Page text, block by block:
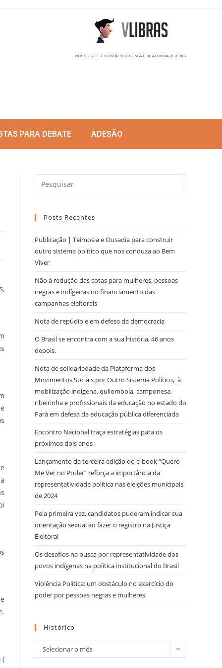
NOSSO SITE É COMPATÍVEL COM A PLATAFORMA VLIBRAS
PARA DEBATE ADESÃO
(
Posts Recentes
Publicação | Teimosia e Ousadia para construir
outro sistema político que nos conduza ao Bem
Viver
Não à redução das cotas para mulheres, pessoas
negras e indígenas no financiamento das
campanhas eleitorais
Nota de repúdio e em defesa da democracia
O Brasil se encontra com a sua história, 46 anos
depois.
Nota de solidariedade da Plataforma dos
Movimentos Sociais por Outro Sistema Político, à
mobilização indígena, quilombola, camponesa,
ribeirinha e profissionais da educação no estado do
Pará em defesa da educação pública diferenciada
Encontro Nacional traça estratégias para os
próximos dois anos
Lançamento da terceira edição do e-book “Quero
Me Ver no Poder” reforça a importância da
representatividade política nas eleições municipais
de 2024
Pela primeira vez, candidatos puderam indicar sua
orientação sexual ao fazer o registro na Justiça
Eleitoral
Os desafios na busca por representatividade dos
povos indígenas na política institucional do Brasil
Violência Política: um obstáculo no exercício do
poder por pessoas negras e mulheres
Histórico
Selecionar o mês